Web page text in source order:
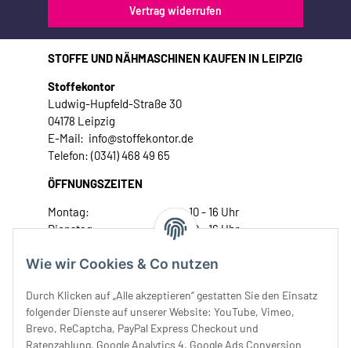
Wie wir Cookies & Co nutzen
Durch Klicken auf „Alle akzeptieren“ gestatten Sie den Einsatz
folgender Dienste auf unserer Website: YouTube, Vimeo,
Brevo, ReCaptcha, PayPal Express Checkout und
Ratenzahlung, Google Analytics 4, Google Ads Conversion
Vertrag widerrufen
STOFFE UND NÄHMASCHINEN KAUFEN IN LEIPZIG
Stoffekontor
Ludwig-Hupfeld-Straße 30
04178 Leipzig
E-Mail: info@stoffekontor.de
Telefon: (0341) 468 49 65
ÖFFNUNGSZEITEN
Montag:
10 - 16 Uhr
Dienstag:
10 - 16 Uhr
Donnerstag:
10 - 18 Uhr
Samstag:
10 - 14 Uhr
Unser Service